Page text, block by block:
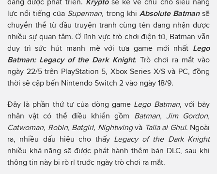
đang được phát triển. Krypto sẽ kể về chú chó siêu năng
lực nổi tiếng của Superman , trong khi Absolute Batmansẽ
chuyển thể từ đầu truyện tranh cùng tên đang nhận được
nhiều sự quan tâm. Ở lĩnh vực trò chơi điện tử, Batman vẫn
duy trì sức hút mạnh mẽ với tựa game mới nhất Lego
Batman: Legacy of the Dark Knight. Trò chơi ra mắt vào
ngày 22/5 trên PlayStation 5, Xbox Series X/S và PC, đồng
thời sẽ cập bến Nintendo Switch 2 vào ngày 18/9.
Đây là phần thứ tư của dòng game Lego Batman, với bảy
nhân vật có thể điều khiển gồm Batman, Jim Gordon,
Catwoman, Robin, Batgirl, Nightwingvà Talia al Ghul. Ngoài
ra, nhiều dấu hiệu cho thấy Legacy of the Dark Knight
nhiều khả năng sẽ được phát hành thêm bản DLC, sau khi
thông tin này bị rò rỉ trước ngày trò chơi ra mắt.